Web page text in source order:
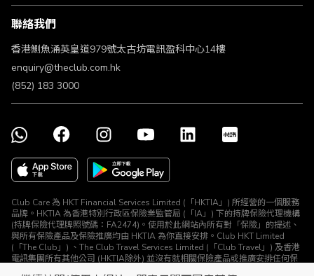
條款及細則
不歧視及不騷擾聲明
認可牌照及通告
聯絡我們
香港鰂魚涌英皇道979號太古坊電訊盈科中心14樓
enquiry@theclub.com.hk
(852) 183 3000
Club Care 為 HKT Financial Services Limited (「HKTIA」) 所經營的一個服務
品牌。HKTIA 為香港特別行政區保險業監管局 (「IA」) 下的持牌保險代理機構
(持牌保險代理牌照號碼：FA2474)。使用於此網站內所有對「保險」的提述、
與所有保險產品及保險推廣均由 HKTIA 為你直接安排。Club HKT Limited
(「The Club」) 、The Club Travel Services Limited (「Club Travel」) 及香港
電訊集團所有其他公司 (HKTIA除外) 並沒有就相關保險產品或推廣安排任何保